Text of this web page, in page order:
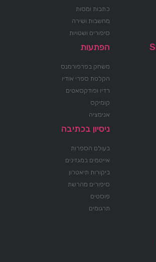
כתבות ומסות
מחשבות ושירה
סיפורים ושטויות
הפתעות
משחק בפרפורמנס
הקלטת ספרי אודיו
רדיו ופודקסאטים
קומיקס
אנימציה
ניסיון בכתיבה
בעולם הספרות
אייטמים במגזינים
ביקורות תיאטרון
סיפורים מהרשת
פוסטים
תרגומים